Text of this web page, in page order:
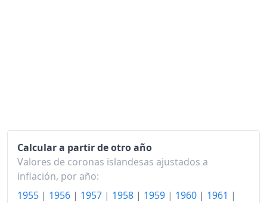
2007
169.45
2008
190.97
2009
Calcular a partir de otro año
Valores de coronas islandesas ajustados a
inflación, por año:
1955 | 1956 | 1957 | 1958 | 1959 | 1960 | 1961 |